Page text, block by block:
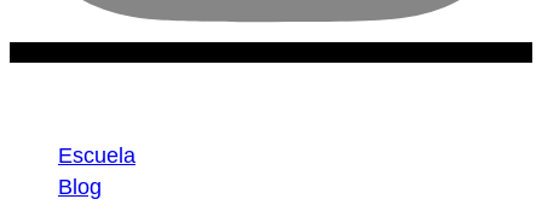
Escuela
Blog